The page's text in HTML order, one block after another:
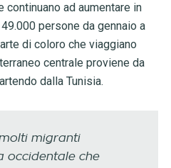
continuano ad aumentare in
persone da gennaio a
di coloro che viaggiano
centrale proviene da
dalla Tunisia.
migranti
occidentale che